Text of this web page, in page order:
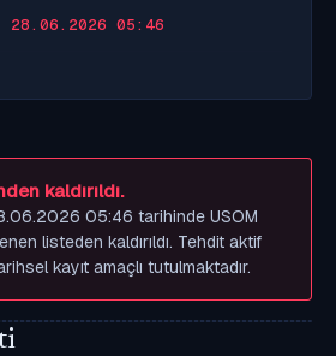
28.06.2026 05:46
kaldırıldı.
05:46 tarihinde USOM
listeden kaldırıldı. Tehdit aktif
kayıt amaçlı tutulmaktadır.